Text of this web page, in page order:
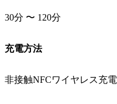
30分 〜 120分
充電方法
非接触NFCワイヤレス充電